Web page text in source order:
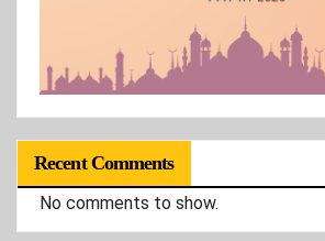
Recent Comments
No comments to show.